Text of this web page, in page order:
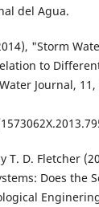
del Agua.
"Storm
to
Journal, 11,
T. D. Fletcher
Does the